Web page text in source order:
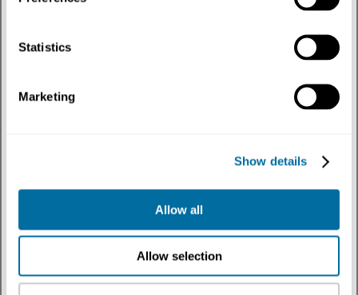
Statistics
Marketing
Show details
Allow all
Allow selection